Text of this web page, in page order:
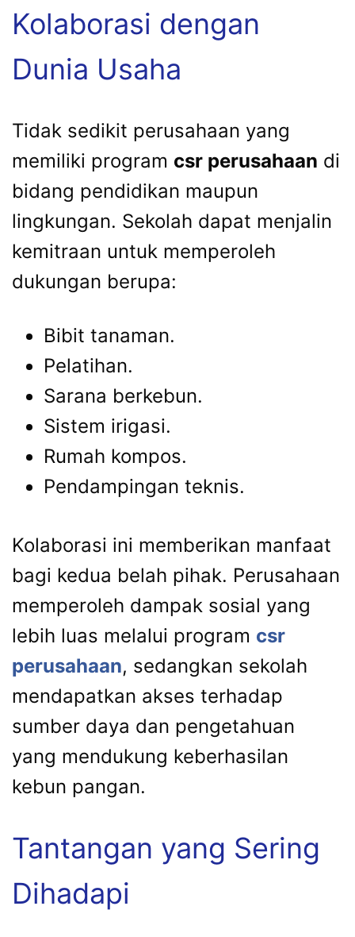
Kolaborasi dengan
Dunia Usaha
Tidak sedikit perusahaan yang
memiliki program csr perusahaan di
bidang pendidikan maupun
lingkungan. Sekolah dapat menjalin
kemitraan untuk memperoleh
dukungan berupa:
Bibit tanaman.
Pelatihan.
Sarana berkebun.
Sistem irigasi.
Rumah kompos.
Pendampingan teknis.
Kolaborasi ini memberikan manfaat
bagi kedua belah pihak. Perusahaan
memperoleh dampak sosial yang
lebih luas melalui program csr
perusahaan, sedangkan sekolah
mendapatkan akses terhadap
sumber daya dan pengetahuan
yang mendukung keberhasilan
kebun pangan.
Tantangan yang Sering
Dihadapi